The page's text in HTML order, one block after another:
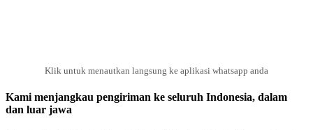
Klik untuk menautkan langsung ke aplikasi whatsapp anda
Kami menjangkau pengiriman ke seluruh Indonesia, dalam
dan luar jawa